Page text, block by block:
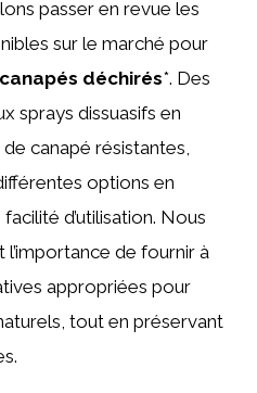
passer en revue les
sur le marché pour
déchirés*. Des
sprays dissuasifs en
canapé résistantes,
options en
d’utilisation. Nous
de fournir à
appropriées pour
tout en préservant